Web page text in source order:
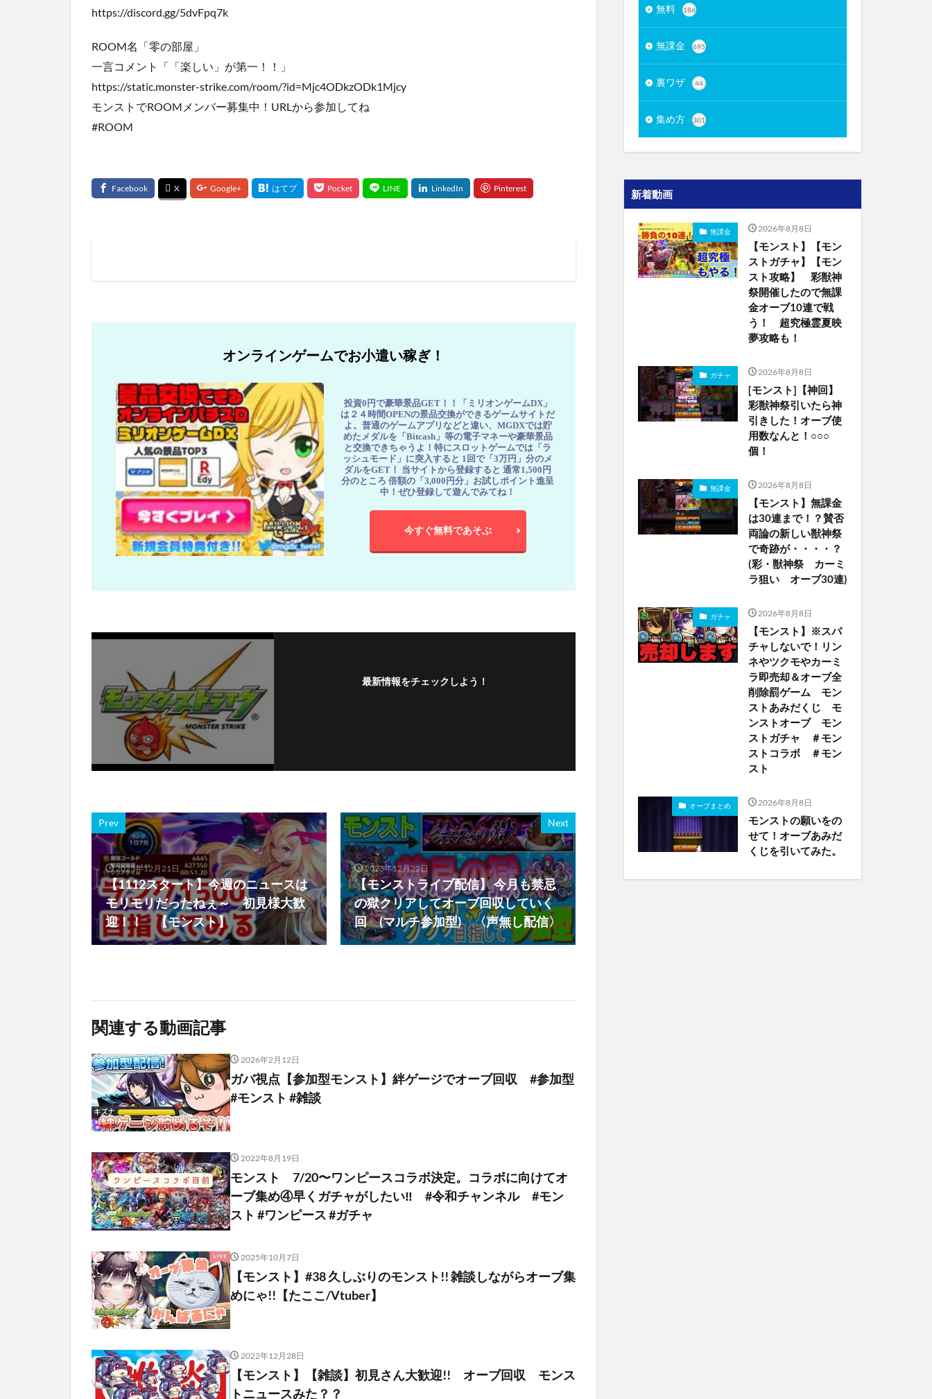
https://discord.gg/5dvFpq7k
ROOM名「零の部屋」
一言コメント「「楽しい」が第一！！」
https://static.monster-strike.com/room/?id=Mjc4ODkzODk1Mjcy
モンストでROOMメンバー募集中！URLから参加してね
#ROOM
オンラインゲームでお小遣い稼ぎ！
投資0円で豪華景品GET！！「ミリオンゲームDX」
は２４時間OPENの景品交換ができるゲームサイトだ
よ。普通のゲームアプリなどと違い、MGDXでは貯
めたメダルを「Bitcash」等の電子マネーや豪華景品
と交換できちゃうよ！特にスロットゲームでは「ラ
ッシュモード」に突入すると 1回で「3万円」分のメ
ダルをGET！ 当サイトから登録すると 通常1,500円
分のところ 倍額の「3,000円分」お試しポイント進呈
中！ぜひ登録して遊んでみてね！
今すぐ無料であそぶ
最新情報をチェックしよう！
Prev
2023年12月21日
【1112スタート】今週のニュースは
モリモリだったねぇ～ 初見様大歓
迎！！ 【モンスト】
Next
2023年12月22日
【モンストライブ配信】 今月も禁忌
の獄クリアしてオーブ回収していく
回 (マルチ参加型) 〈声無し配信〉
関連する動画記事
2026年2月12日
ガバ視点【参加型モンスト】絆ゲージでオーブ回収 #参加型
#モンスト #雑談
2022年8月19日
モンスト 7/20〜ワンピースコラボ決定。コラボに向けてオ
ーブ集め④早くガチャがしたい‼️ #令和チャンネル #モン
スト #ワンピース #ガチャ
2025年10月7日
【モンスト】#38 久しぶりのモンスト!! 雑談しながらオーブ集
めにゃ!!【たここ/Vtuber】
2022年12月28日
【モンスト】【雑談】初見さん大歓迎!! オーブ回収 モンス
トニュースみた？？
無料 186
無課金 695
裏ワザ 44
集め方 301
新着動画
無課金 2026年8月8日
【モンスト】【モン
ストガチャ】【モン
スト攻略】 彩獣神
祭開催したので無課
金オーブ10連で戦
う！ 超究極霊夏映
夢攻略も！
ガチャ 2026年8月8日
[モンスト]【神回】
彩獣神祭引いたら神
引きした！オーブ使
用数なんと！○○○
個！
無課金 2026年8月8日
【モンスト】無課金
は30連まで！？賛否
両論の新しい獣神祭
で奇跡が・・・・？
(彩・獣神祭 カーミ
ラ狙い オーブ30連)
ガチャ 2026年8月8日
【モンスト】※スパ
チャしないで！リン
ネやツクモやカーミ
ラ即売却＆オーブ全
削除罰ゲーム モン
ストあみだくじ モ
ンストオーブ モン
ストガチャ ＃モン
ストコラボ ＃モン
スト
オーブまとめ 2026年8月8日
モンストの願いをの
せて！オーブあみだ
くじを引いてみた。